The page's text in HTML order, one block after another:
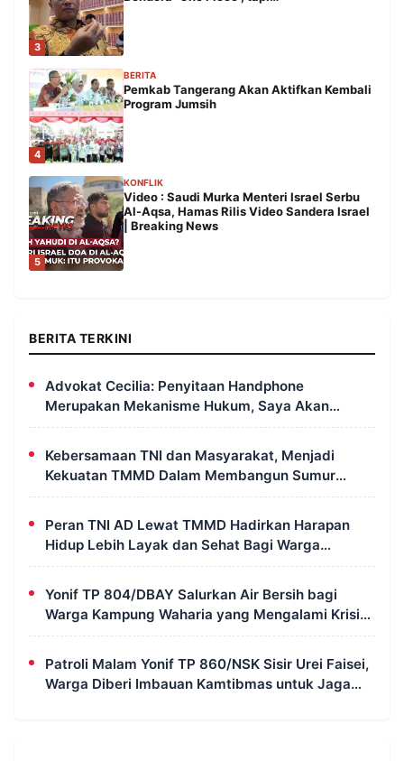
3
4
BERITA
Pemkab Tangerang Akan Aktifkan Kembali
Program Jumsih
5
KONFLIK
Video : Saudi Murka Menteri Israel Serbu
Al-Aqsa, Hamas Rilis Video Sandera Israel
| Breaking News
BERITA TERKINI
Advokat Cecilia: Penyitaan Handphone
Merupakan Mekanisme Hukum, Saya Akan
Kooperatif Apabila Diminta Penyidik dan Tidak
Kebersamaan TNI dan Masyarakat, Menjadi
Kekuatan TMMD Dalam Membangun Sumur
Galian di Wanam
Peran TNI AD Lewat TMMD Hadirkan Harapan
Hidup Lebih Layak dan Sehat Bagi Warga
Kampung Wanam
Yonif TP 804/DBAY Salurkan Air Bersih bagi
Warga Kampung Waharia yang Mengalami Krisis
Air
Patroli Malam Yonif TP 860/NSK Sisir Urei Faisei,
Warga Diberi Imbauan Kamtibmas untuk Jaga